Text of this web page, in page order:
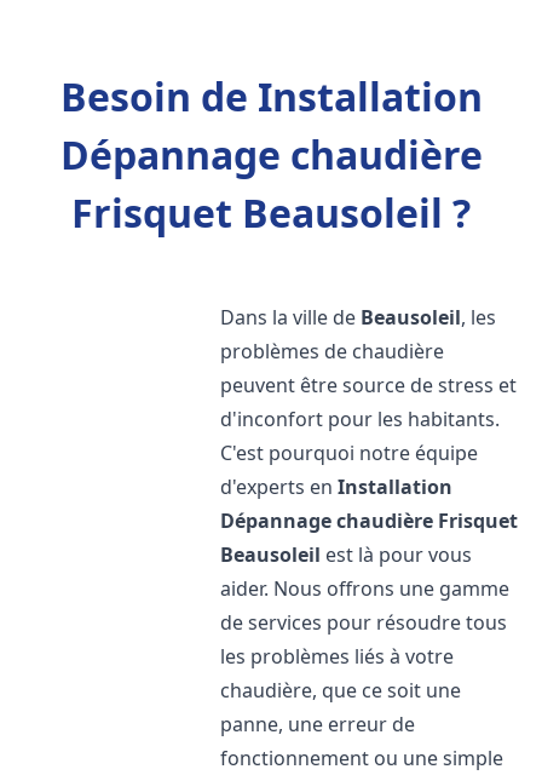
Besoin de Installation
Dépannage chaudière
Frisquet Beausoleil ?
Dans la ville de Beausoleil, les
problèmes de chaudière
peuvent être source de stress et
d'inconfort pour les habitants.
C'est pourquoi notre équipe
d'experts enInstallation
Dépannage chaudière Frisquet
Beausoleil est là pour vous
aider. Nous offrons une gamme
de services pour résoudre tous
les problèmes liés à votre
chaudière, que ce soit une
panne, une erreur de
fonctionnement ou une simple